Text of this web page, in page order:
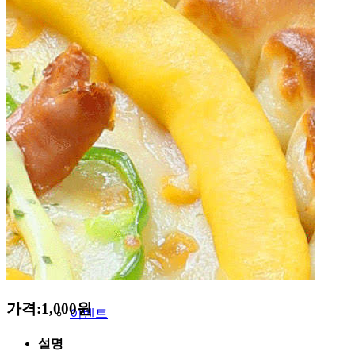
오시는길
MENU
STORE
NEWS
공지사항
보도자료
이벤트
가격:1,000원
설명